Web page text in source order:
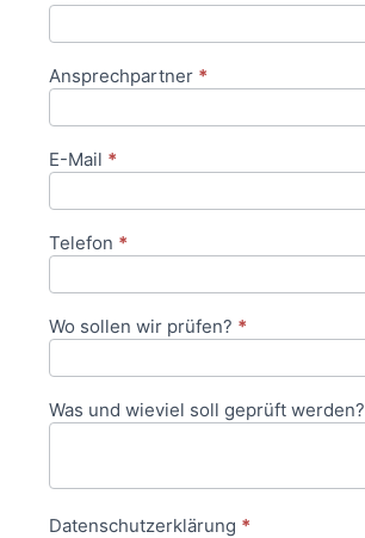
Ansprechpartner *
E-Mail *
Telefon *
Wo sollen wir prüfen? *
Was und wieviel soll geprüft werden?
Datenschutzerklärung *